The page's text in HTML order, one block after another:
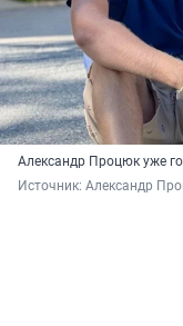
Александр Процюк уже
Источник: Александр